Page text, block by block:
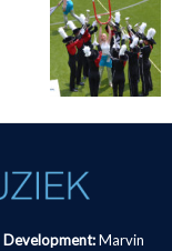
Development: Marvin